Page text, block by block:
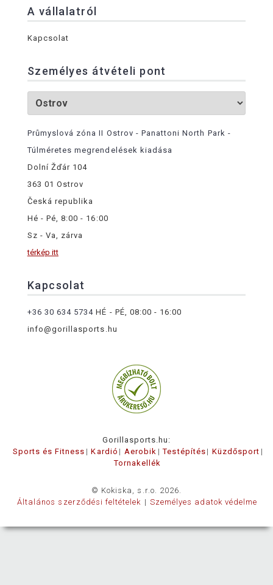
A vállalatról
Kapcsolat
Személyes átvételi pont
Průmyslová zóna II Ostrov - Panattoni North Park -
Túlméretes megrendelések kiadása
Dolní Žďár 104
363 01 Ostrov
Česká republika
Hé - Pé, 8:00 - 16:00
Sz - Va, zárva
térkép itt
Kapcsolat
+36 30 634 5734 HÉ - PÉ, 08:00 - 16:00
info@gorillasports.hu
Gorillasports.hu:
Sports és Fitness
Kardió Aerobik Testépítés
Küzdősport
Tornakellék
© Kokiska, s.r.o. 2026.
Általános szerződési feltételek
Személyes adatok védelme